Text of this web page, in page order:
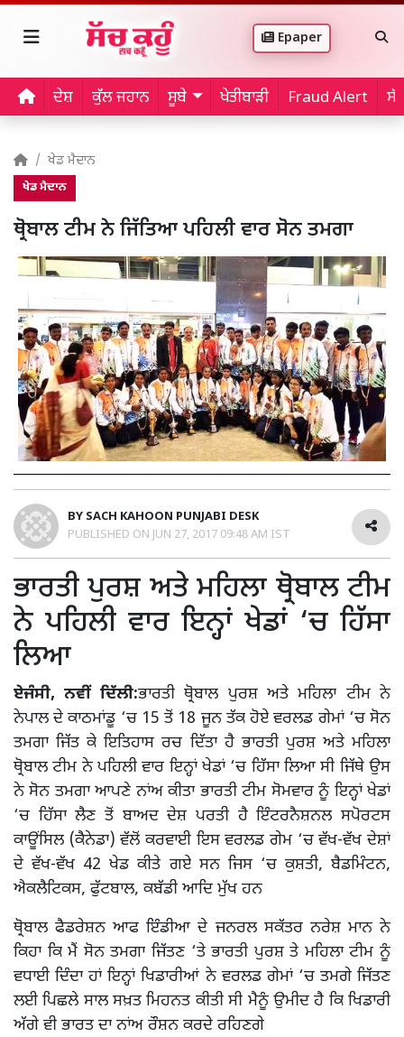
Epaper
ਦੇਸ਼ ਕੁੱਲ ਜਹਾਨ ਸੂਬੇ ਖੇਤੀਬਾੜੀ Fraud Alert
ਖੇਡ ਮੈਦਾਨ
ਖੇਡ ਮੈਦਾਨ
ਥ੍ਰੋਬਾਲ ਟੀਮ ਨੇ ਜਿੱਤਿਆ ਪਹਿਲੀ ਵਾਰ ਸੋਨ ਤਮਗਾ
BY SACH KAHOON PUNJABI DESK
PUBLISHED ON JUN 27, 2017 09:48 AM IST
ਭਾਰਤੀ ਪੁਰਸ਼ ਅਤੇ ਮਹਿਲਾ ਥ੍ਰੋਬਾਲ ਟੀਮ
ਨੇ ਪਹਿਲੀ ਵਾਰ ਇਨ੍ਹਾਂ ਖੇਡਾਂ ‘ਚ ਹਿੱਸਾ
ਲਿਆ
ਏਜੰਸੀ, ਨਵੀਂ ਦਿੱਲੀ:ਭਾਰਤੀ ਥ੍ਰੋਬਾਲ ਪੁਰਸ਼ ਅਤੇ ਮਹਿਲਾ ਟੀਮ ਨੇ
ਨੇਪਾਲ ਦੇ ਕਾਠਮਾਂਡੂ ‘ਚ 15 ਤੋਂ 18 ਜੂਨ ਤੱਕ ਹੋਏ ਵਰਲਡ ਗੇਮਾਂ ‘ਚ ਸੋਨ
ਤਮਗਾ ਜਿੱਤ ਕੇ ਇਤਿਹਾਸ ਰਚ ਦਿੱਤਾ ਹੈ ਭਾਰਤੀ ਪੁਰਸ਼ ਅਤੇ ਮਹਿਲਾ
ਥ੍ਰੋਬਾਲ ਟੀਮ ਨੇ ਪਹਿਲੀ ਵਾਰ ਇਨ੍ਹਾਂ ਖੇਡਾਂ ‘ਚ ਹਿੱਸਾ ਲਿਆ ਸੀ ਜਿੱਥੇ ਉਸ
ਨੇ ਸੋਨ ਤਮਗਾ ਆਪਣੇ ਨਾਂਅ ਕੀਤਾ ਭਾਰਤੀ ਟੀਮ ਸੋਮਵਾਰ ਨੂੰ ਇਨ੍ਹਾਂ ਖੇਡਾਂ
‘ਚ ਹਿੱਸਾ ਲੈਣ ਤੋਂ ਬਾਅਦ ਦੇਸ਼ ਪਰਤੀ ਹੈ ਇੰਟਰਨੈਸ਼ਨਲ ਸਪੋਰਟਸ
ਕਾਊਂਸਿਲ (ਕੈਨੇਡਾ) ਵੱਲੋਂ ਕਰਵਾਈ ਇਸ ਵਰਲਡ ਗੇਮ ‘ਚ ਵੱਖ-ਵੱਖ ਦੇਸ਼ਾਂ
ਦੇ ਵੱਖ-ਵੱਖ 42 ਖੇਡ ਕੀਤੇ ਗਏ ਸਨ ਜਿਸ ‘ਚ ਕੁਸ਼ਤੀ, ਬੈਡਮਿੰਟਨ,
ਐਕਲੈਟਿਕਸ, ਫੁੱਟਬਾਲ, ਕਬੱਡੀ ਆਦਿ ਮੁੱਖ ਹਨ
ਥ੍ਰੋਬਾਲ ਫੈਡਰੇਸ਼ਨ ਆਫ ਇੰਡੀਆ ਦੇ ਜਨਰਲ ਸਕੱਤਰ ਨਰੇਸ਼ ਮਾਨ ਨੇ
ਕਿਹਾ ਕਿ ਮੈਂ ਸੋਨ ਤਮਗਾ ਜਿੱਤਣ ‘ਤੇ ਭਾਰਤੀ ਪੁਰਸ਼ ਤੇ ਮਹਿਲਾ ਟੀਮ ਨੂੰ
ਵਧਾਈ ਦਿੰਦਾ ਹਾਂ ਇਨ੍ਹਾਂ ਖਿਡਾਰੀਆਂ ਨੇ ਵਰਲਡ ਗੇਮਾਂ ‘ਚ ਤਮਗੇ ਜਿੱਤਣ
ਲਈ ਪਿਛਲੇ ਸਾਲ ਸਖ਼ਤ ਮਿਹਨਤ ਕੀਤੀ ਸੀ ਮੈਨੂੰ ਉਮੀਦ ਹੈ ਕਿ ਖਿਡਾਰੀ
ਅੱਗੇ ਵੀ ਭਾਰਤ ਦਾ ਨਾਂਅ ਰੌਸ਼ਨ ਕਰਦੇ ਰਹਿਣਗੇ